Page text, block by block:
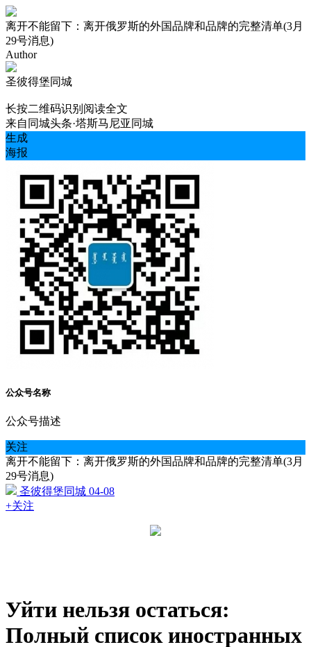
离开不能留下：离开俄罗斯的外国品牌和品牌的完整清单(3月
29号消息)
Author
圣彼得堡同城
长按二维码识别阅读全文
来自 同城头条·塔斯马尼亚同城
生成
海报
公众号名称
公众号描述
关注
离开不能留下：离开俄罗斯的外国品牌和品牌的完整清单(3月
29号消息)
圣彼得堡同城 04-08
+关注
Уйти нельзя остаться:
Полный список иностранных